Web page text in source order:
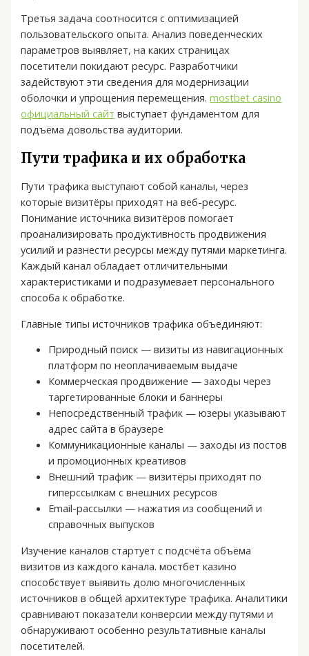
Третья задача соотносится с оптимизацией
пользовательского опыта. Анализ поведенческих
параметров выявляет, на каких страницах
посетители покидают ресурс. Разработчики
задействуют эти сведения для модернизации
оболочки и упрощения перемещения.mostbet casino
официальный сайт выступает фундаментом для
подъёма довольства аудитории.
Пути трафика и их обработка
Пути трафика выступают собой каналы, через
которые визитёры приходят на веб-ресурс.
Понимание источника визитёров помогает
проанализировать продуктивность продвижения
усилий и разнести ресурсы между путями маркетинга.
Каждый канал обладает отличительными
характеристиками и подразумевает персонального
способа к обработке.
Главные типы источников трафика объединяют:
Природный поиск — визиты из навигационных
платформ по неоплачиваемым выдаче
Коммерческая продвижение — заходы через
таргетированные блоки и баннеры
Непосредственный трафик — юзеры указывают
адрес сайта в браузере
Коммуникационные каналы — заходы из постов
и промоционных креативов
Внешний трафик — визитёры приходят по
гиперссылкам с внешних ресурсов
Email-рассылки — нажатия из сообщений и
справочных выпусков
Изучение каналов стартует с подсчёта объёма
визитов из каждого канала. мостбет казино
способствует выявить долю многочисленных
источников в общей архитектуре трафика. Аналитики
сравнивают показатели конверсии между путями и
обнаруживают особенно результативные каналы
посетителей.